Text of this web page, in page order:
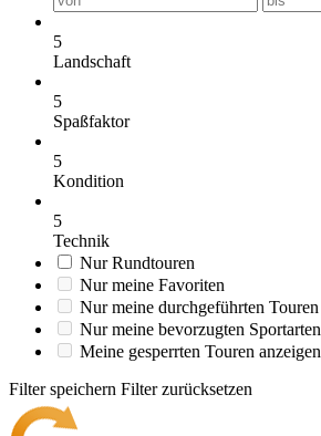
5
Landschaft
5
Spaßfaktor
5
Kondition
5
Technik
Nur Rundtouren
Nur meine Favoriten
Nur meine durchgeführten Touren
Nur meine bevorzugten Sportarten
Meine gesperrten Touren anzeigen
Filter speichern Filter zurücksetzen